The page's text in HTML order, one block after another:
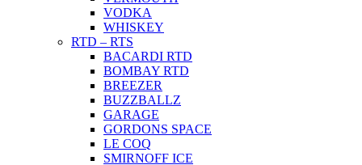
VODKA
WHISKEY
RTD – RTS
BACARDI RTD
BOMBAY RTD
BREEZER
BUZZBALLZ
GARAGE
GORDONS SPACE
LE COQ
SMIRNOFF ICE